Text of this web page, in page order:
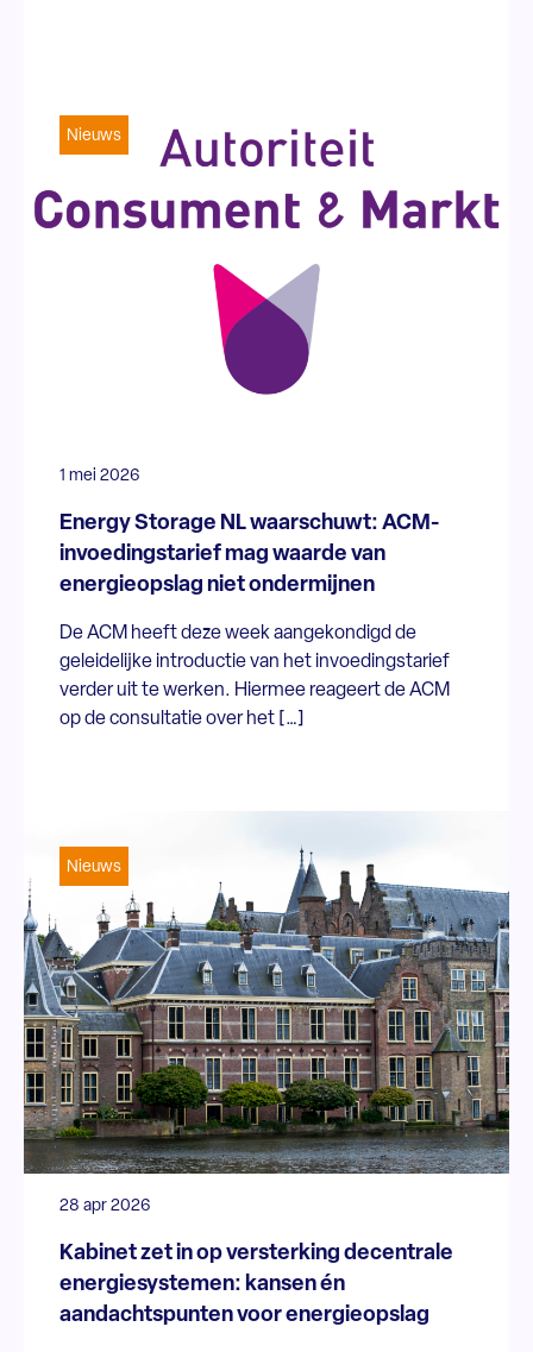
Nieuws
1 mei 2026
Energy Storage NL waarschuwt: ACM-
invoedingstarief mag waarde van
energieopslag niet ondermijnen
De ACM heeft deze week aangekondigd de
geleidelijke introductie van het invoedingstarief
verder uit te werken. Hiermee reageert de ACM
op de consultatie over het […]
Nieuws
28 apr 2026
Kabinet zet in op versterking decentrale
energiesystemen: kansen én
aandachtspunten voor energieopslag